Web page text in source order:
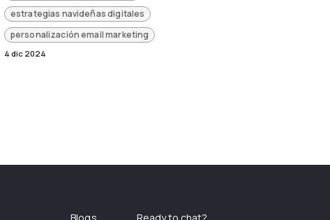
estrategias navideñas digitales
personalización email marketing
4 dic 2024